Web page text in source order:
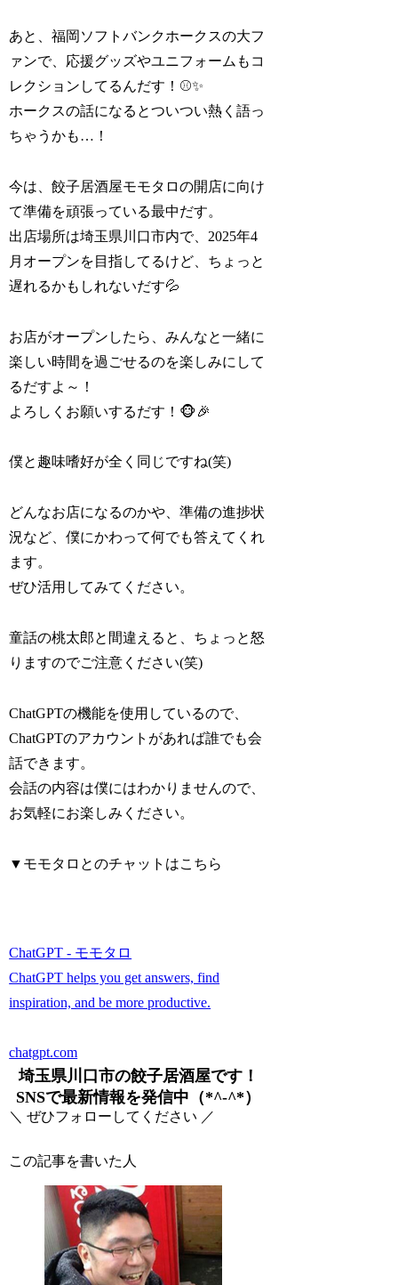
あと、福岡ソフトバンクホークスの大フ
ァンで、応援グッズやユニフォームもコ
レクションしてるんだす！⚾✨
ホークスの話になるとついつい熱く語っ
ちゃうかも…！
今は、餃子居酒屋モモタロの開店に向け
て準備を頑張っている最中だす。
出店場所は埼玉県川口市内で、2025年4
月オープンを目指してるけど、ちょっと
遅れるかもしれないだす💦
お店がオープンしたら、みんなと一緒に
楽しい時間を過ごせるのを楽しみにして
るだすよ～！
よろしくお願いするだす！🐵🎉
僕と趣味嗜好が全く同じですね(笑)
どんなお店になるのかや、準備の進捗状
況など、僕にかわって何でも答えてくれ
ます。
ぜひ活用してみてください。
童話の桃太郎と間違えると、ちょっと怒
りますのでご注意ください(笑)
ChatGPTの機能を使用しているので、
ChatGPTのアカウントがあれば誰でも会
話できます。
会話の内容は僕にはわかりませんので、
お気軽にお楽しみください。
▼モモタロとのチャットはこちら
ChatGPT - モモタロ
ChatGPT helps you get answers, find
inspiration, and be more productive.
chatgpt.com
埼玉県川口市の餃子居酒屋です！
SNSで最新情報を発信中（*^-^*）
＼ ぜひフォローしてください ／
この記事を書いた人